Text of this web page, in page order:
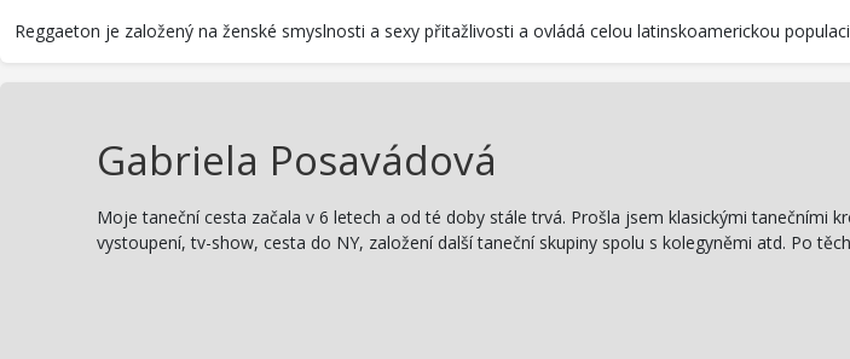
Reggaeton je založený na ženské smyslnosti a sexy přitažlivosti a ovládá celou latinskoamerickou
Gabriela Posavádová
Moje taneční cesta začala v 6 letech a od té doby stále trvá. Prošla jsem klasickými tanečními
vystoupení, tv-show, cesta do NY, založení další taneční skupiny spolu s kolegyněmi atd. Po